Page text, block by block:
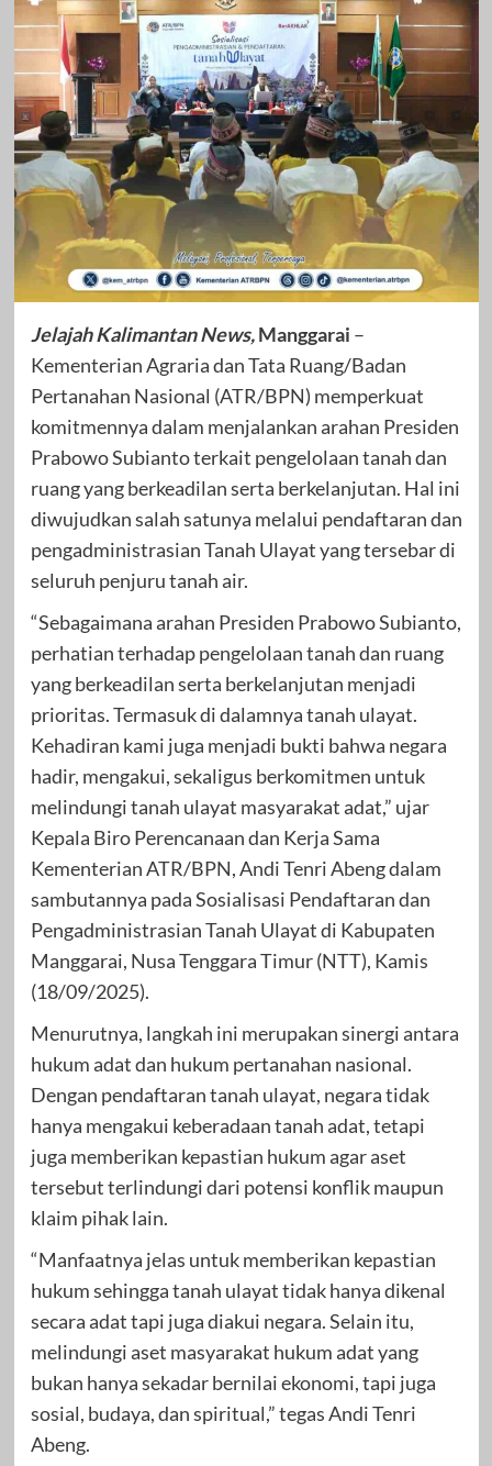
Jelajah Kalimantan News,Manggarai –
Kementerian Agraria dan Tata Ruang/Badan
Pertanahan Nasional (ATR/BPN) memperkuat
komitmennya dalam menjalankan arahan Presiden
Prabowo Subianto terkait pengelolaan tanah dan
ruang yang berkeadilan serta berkelanjutan. Hal ini
diwujudkan salah satunya melalui pendaftaran dan
pengadministrasian Tanah Ulayat yang tersebar di
seluruh penjuru tanah air.
“Sebagaimana arahan Presiden Prabowo Subianto,
perhatian terhadap pengelolaan tanah dan ruang
yang berkeadilan serta berkelanjutan menjadi
prioritas. Termasuk di dalamnya tanah ulayat.
Kehadiran kami juga menjadi bukti bahwa negara
hadir, mengakui, sekaligus berkomitmen untuk
melindungi tanah ulayat masyarakat adat,” ujar
Kepala Biro Perencanaan dan Kerja Sama
Kementerian ATR/BPN, Andi Tenri Abeng dalam
sambutannya pada Sosialisasi Pendaftaran dan
Pengadministrasian Tanah Ulayat di Kabupaten
Manggarai, Nusa Tenggara Timur (NTT), Kamis
(18/09/2025).
Menurutnya, langkah ini merupakan sinergi antara
hukum adat dan hukum pertanahan nasional.
Dengan pendaftaran tanah ulayat, negara tidak
hanya mengakui keberadaan tanah adat, tetapi
juga memberikan kepastian hukum agar aset
tersebut terlindungi dari potensi konflik maupun
klaim pihak lain.
“Manfaatnya jelas untuk memberikan kepastian
hukum sehingga tanah ulayat tidak hanya dikenal
secara adat tapi juga diakui negara. Selain itu,
melindungi aset masyarakat hukum adat yang
bukan hanya sekadar bernilai ekonomi, tapi juga
sosial, budaya, dan spiritual,” tegas Andi Tenri
Abeng.